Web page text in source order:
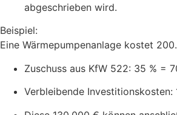
abgeschrieben wird.
Beispiel:
Eine Wärmepumpenanlage kostet
Zuschuss aus KfW 522: 35 % =
Verbleibende Investitionskosten: